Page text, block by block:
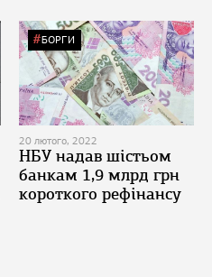
БОРГИ
20 лютого, 2022
НБУ надав шістьом
банкам 1,9 млрд грн
короткого рефінансу